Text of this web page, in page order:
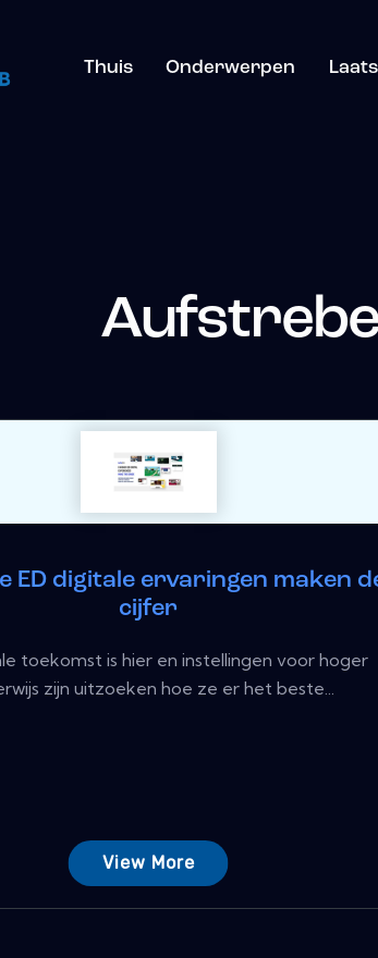
Thuis Onderwerpen
ED digitale ervaringen maken
cijfer
toekomst is hier en instellingen voor hoger
zijn uitzoeken hoe ze er het beste...
View More